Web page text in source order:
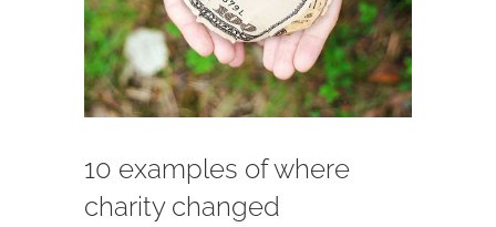
10 examples of where
charity changed